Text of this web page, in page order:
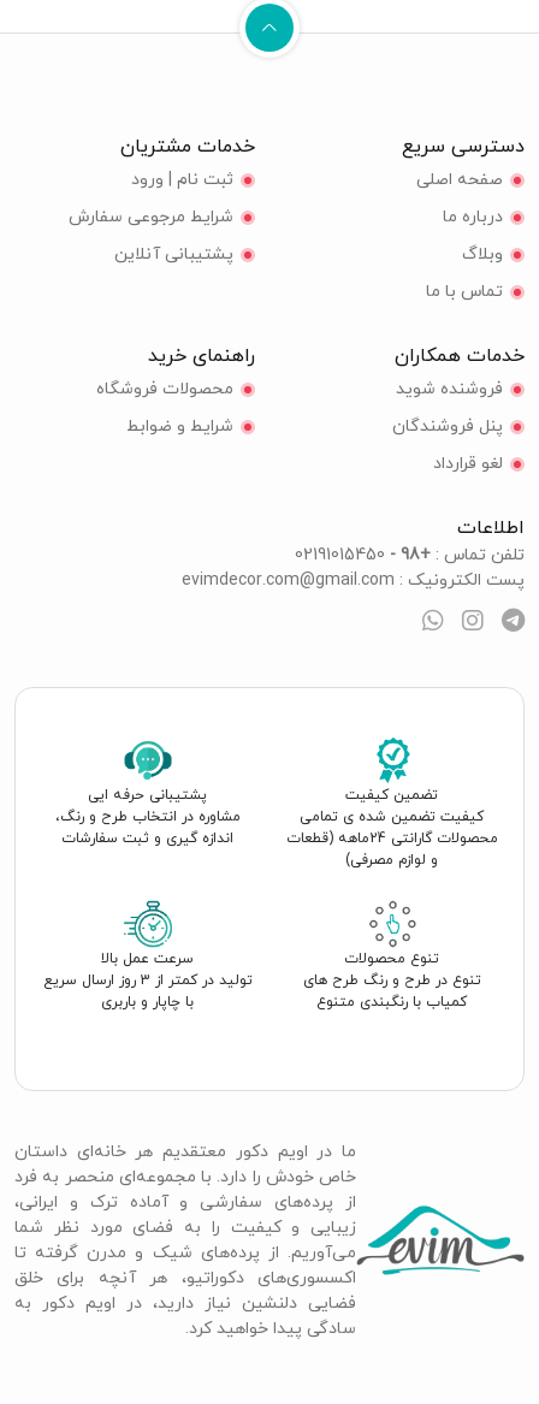
دسترسی سریع
صفحه اصلی
درباره ما
وبلاگ
تماس با ما
خدمات مشتریان
ثبت نام | ورود
شرایط مرجوعی سفارش
پشتیبانی آنلاین
خدمات همکاران
فروشنده شوید
پنل فروشندگان
لغو قرارداد
راهنمای خرید
محصولات فروشگاه
شرایط و ضوابط
اطلاعات
تلفن تماس : +98 -
02191015450
پست الکترونیک : evimdecor.com@gmail.com
تضمین کیفیت
کیفیت تضمین شده ی تمامی
محصولات گارانتی 24ماهه (قطعات
و لوازم مصرفی)
پشتیبانی حرفه ایی
مشاوره در انتخاب طرح و رنگ،
اندازه گیری و ثبت سفارشات
تنوع محصولات
تنوع در طرح و رنگ طرح های
کمیاب با رنگبندی متنوع
سرعت عمل بالا
تولید در کمتر از 3 روز ارسال سریع
با چاپار و باربری
ما در اویم دکور معتقدیم هر خانه‌ای داستان
خاص خودش را دارد. با مجموعه‌ای منحصر به فرد
از پرده‌های سفارشی و آماده ترک و ایرانی،
زیبایی و کیفیت را به فضای مورد نظر شما
می‌آوریم. از پرده‌های شیک و مدرن گرفته تا
اکسسوری‌های دکوراتیو، هر آنچه برای خلق
فضایی دلنشین نیاز دارید، در اویم دکور به
سادگی پیدا خواهید کرد.